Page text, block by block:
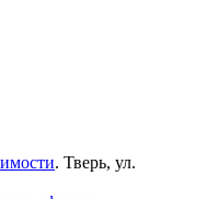
. Тверь, ул.